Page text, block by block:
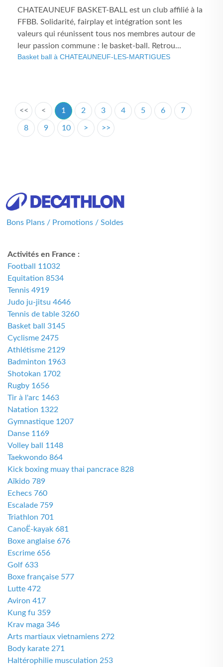
CHATEAUNEUF BASKET-BALL est un club affilié à la
FFBB. Solidarité, fairplay et intégration sont les
valeurs qui réunissent tous nos membres autour de
leur passion commune : le basket-ball. Retrou...
Basket ball à CHATEAUNEUF-LES-MARTIGUES
<< < 1 2 3 4 5 6 7
8 9 10 > >>
Bons Plans / Promotions / Soldes
Activités en France :
Football 11032
Equitation 8534
Tennis 4919
Judo ju-jitsu 4646
Tennis de table 3260
Basket ball 3145
Cyclisme 2475
Athlétisme 2129
Badminton 1963
Shotokan 1702
Rugby 1656
Tir à l'arc 1463
Natation 1322
Gymnastique 1207
Danse 1169
Volley ball 1148
Taekwondo 864
Kick boxing muay thai pancrace 828
Aïkido 789
Echecs 760
Escalade 759
Triathlon 701
CanoË-kayak 681
Boxe anglaise 676
Escrime 656
Golf 633
Boxe française 577
Lutte 472
Aviron 417
Kung fu 359
Krav maga 346
Arts martiaux vietnamiens 272
Body karate 271
Haltérophilie musculation 253